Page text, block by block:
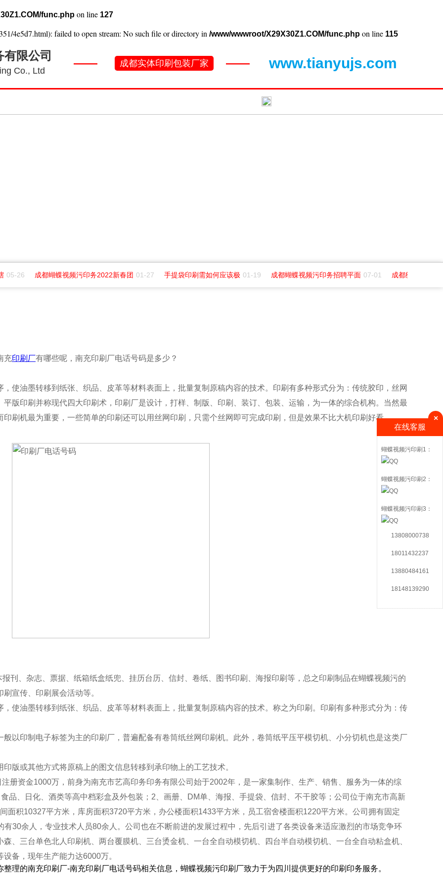
func.php on line 127
4e5d7.html): failed to open stream: No such file or directory in /www/wwwroot/X29X30Z1.COM/func.php on line 115
限公司
Co., Ltd
—— 成都实体印刷包装厂家 —— www.tianyujs.com
05-26 成都蝴蝶视频污印务2022新春团 01-27 手提袋印刷需如何应该极 01-19 成都蝴蝶视频污印务招聘平面 07-01 成都纺织高等专
充印刷厂有哪些呢，南充印刷厂电话号码是多少？
使油墨转移到纸张、织品、皮革等材料表面上，批量复制原稿内容的技术。印刷有多种形式分为：传统胶印，丝网
版印刷并称现代四大印刷术，印刷厂是设计，打样、制版、印刷、装订、包装、运输，为一体的综合机构。当然最
刷机最为重要，一些简单的印刷还可以用丝网印刷，只需个丝网即可完成印刷，但是效果不比大机印刷好看。
刊、杂志、票据、纸箱纸盒纸兜、挂历台历、信封、卷纸、图书印刷、海报印刷等，总之印刷制品在蝴蝶视频污的
宣传、印刷展会活动等。
使油墨转移到纸张、织品、皮革等材料表面上，批量复制原稿内容的技术。称之为印刷。印刷有多种形式分为：传
以印制电子标签为主的印刷厂，普遍配备有卷筒纸丝网印刷机。此外，卷筒纸平压平模切机、小分切机也是这类厂
版或其他方式将原稿上的图文信息转移到承印物上的工艺技术。
册资金1000万，前身为南充市艺高印务印务有限公司始于2002年，是一家集制作、生产、销售、服务为一体的综
品、日化、酒类等高中档彩盒及外包装；2、画册、DM单、海报、手提袋、信封、不干胶等；公司位于南充市高新
面积10327平方米，库房面积3720平方米，办公楼面积1433平方米，员工宿舍楼面积1220平方米。公司拥有固定
30余人，专业技术人员80余人。公司也在不断前进的发展过程中，先后引进了各类设备来适应激烈的市场竞争环
、三台单色北人印刷机、两台覆膜机、三台烫金机、一台全自动模切机、四台半自动模切机、一台全自动粘盒机、
备，现年生产能力达6000万。
理的南充印刷厂-南充印刷厂电话号码相关信息，蝴蝶视频污印刷厂致力于为四川提供更好的印刷印务服务。
在线客服
×
蝴蝶视频污印刷1：
蝴蝶视频污印刷2：
蝴蝶视频污印刷3：
13808000738
18011432237
13880484161
18148139290